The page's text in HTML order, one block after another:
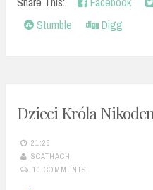
Stumble
Digg
Dzieci Króla
21:29
SCATHACH
10 COMMENTS